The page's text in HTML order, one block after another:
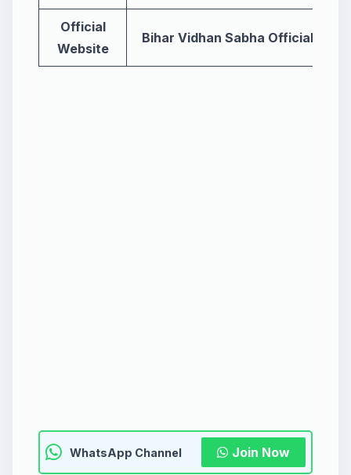
Official
Website
Bihar Vidhan Sabha Official
WhatsApp Channel Join Now